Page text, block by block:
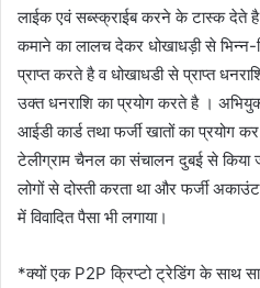
लाईक एवं सब्स्क्राईब करने के टास्क देते
कमाने का लालच देकर धोखाधड़ी से
प्राप्त करते है व धोखाधडी से प्राप्त
उक्त धनराशि का प्रयोग करते है ।
आईडी कार्ड तथा फर्जी खातों का प्रयोग
टेलीग्राम चैनल का संचालन दुबई से किया
लोगों से दोस्ती करता था और फर्जी
में विवादित पैसा भी लगाया।
*क्यों एक P2P क्रिप्टो ट्रेडिंग के साथ